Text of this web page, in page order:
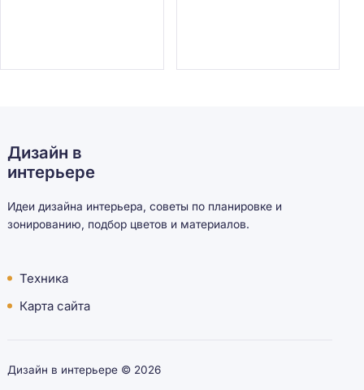
Дизайн в
интерьере
Идеи дизайна интерьера, советы по планировке и
зонированию, подбор цветов и материалов.
Техника
Карта сайта
Дизайн в интерьере © 2026